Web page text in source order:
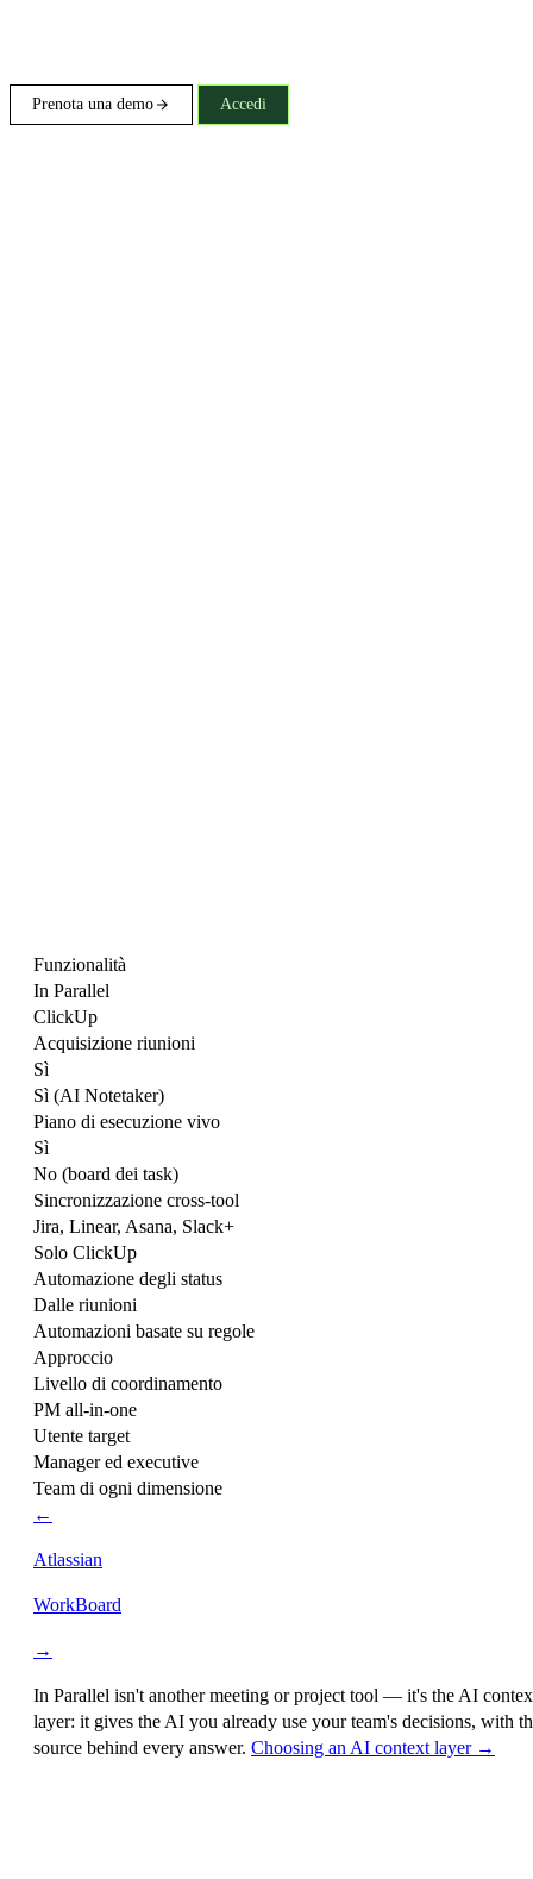
Prenota una demo Accedi
Funzionalità
In Parallel
ClickUp
Acquisizione riunioni
Sì
Sì (AI Notetaker)
Piano di esecuzione vivo
Sì
No (board dei task)
Sincronizzazione cross-tool
Jira, Linear, Asana, Slack+
Solo ClickUp
Automazione degli status
Dalle riunioni
Automazioni basate su regole
Approccio
Livello di coordinamento
PM all-in-one
Utente target
Manager ed executive
Team di ogni dimensione
←
Atlassian
WorkBoard
→
In Parallel isn't another meeting or project tool — it's the AI
layer: it gives the AI you already use your team's decisions, with
source behind every answer. Choosing an AI context layer →